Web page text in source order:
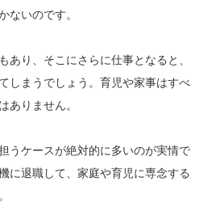
ないのです。
あり、そこにさらに仕事となると、
しまうでしょう。育児や家事はすべ
ありません。
うケースが絶対的に多いのが実情で
に退職して、家庭や育児に専念する